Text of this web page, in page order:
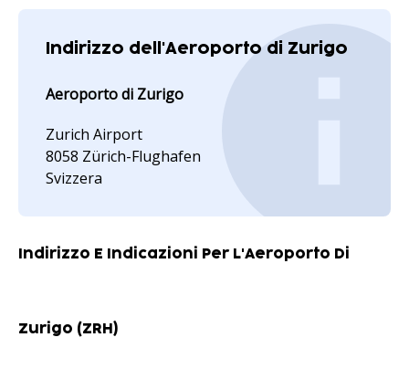
Indirizzo dell'Aeroporto di Zurigo
Aeroporto di Zurigo
Zurich Airport
8058 Zürich-Flughafen
Svizzera
Indirizzo E Indicazioni Per L'Aeroporto Di
Zurigo (ZRH)